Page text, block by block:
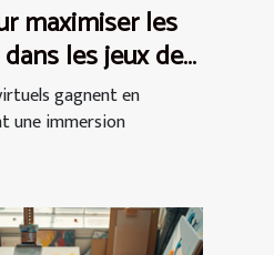
maximiser les
les jeux de
gagnent en
une immersion